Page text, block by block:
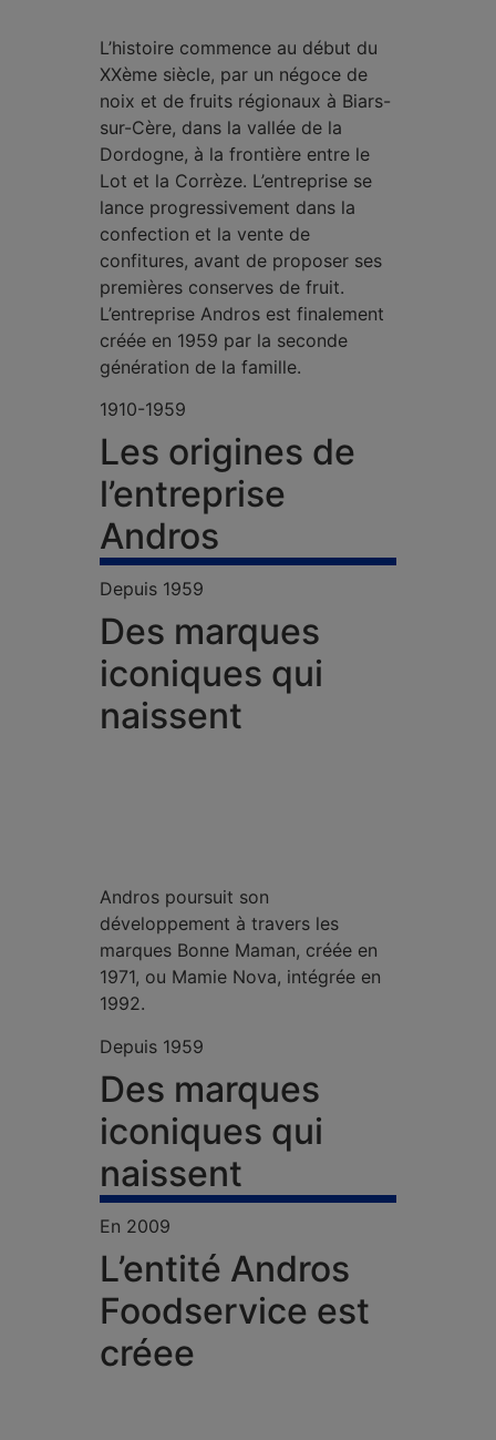
L’histoire commence au début du
XXème siècle, par un négoce de
noix et de fruits régionaux à Biars-
sur-Cère, dans la vallée de la
Dordogne, à la frontière entre le
Lot et la Corrèze. L’entreprise se
lance progressivement dans la
confection et la vente de
confitures, avant de proposer ses
premières conserves de fruit.
L’entreprise Andros est finalement
créée en 1959 par la seconde
génération de la famille.
1910-1959
Les origines de
l’entreprise
Andros
Depuis 1959
Des marques
iconiques qui
naissent
Andros poursuit son
développement à travers les
marques Bonne Maman, créée en
1971, ou Mamie Nova, intégrée en
1992.
Depuis 1959
Des marques
iconiques qui
naissent
En 2009
L’entité Andros
Foodservice est
créee